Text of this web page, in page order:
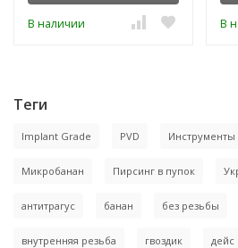
В наличии В
Теги
Implant Grade PVD Инструменты
Микробанан Пирсинг в пупок
антитрагус банан без резьбы
внутренняя резьба гвоздик дейс